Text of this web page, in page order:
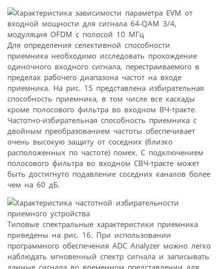
Для определения селективной способности
приемника необходимо исследовать прохождение
одиночного входного сигнала, перестраиваемого в
пределах рабочего диапазона частот на входе
приемника. На рис. 15 представлена избирательная
способность приемника, в том числе все каскады
кроме полосового фильтра во входном ВЧ-тракте.
Частотно-избирательная способность приемника с
двойным преобразованием частоты обеспечивает
очень высокую защиту от соседних (близко
расположенных по частоте) помех. С подключением
полосового фильтра во входном СВЧ-тракте может
быть достигнуто подавление соседних каналов более
чем на 60 дБ.
Типовые спектральные характеристики приемника
приведены на рис. 16. При использовании
программного обеспечения ADC Analyzer можно легко
наблюдать мгновенный спектр сигнала и записывать
данные сигнала во временном представлении для